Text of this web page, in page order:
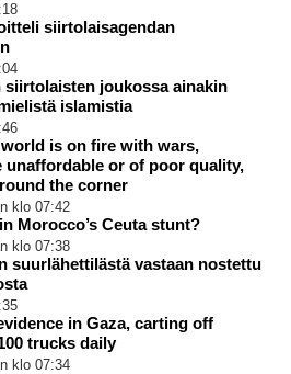
siirtolaisagendan
siirtolaisten joukossa ainakin
islamistia
world is on fire with wars,
unaffordable or of poor quality,
the corner
klo 07:42
Morocco’s Ceuta stunt?
klo 07:38
suurlähettilästä vastaan nostettu
in Gaza, carting off
trucks daily
klo 07:34